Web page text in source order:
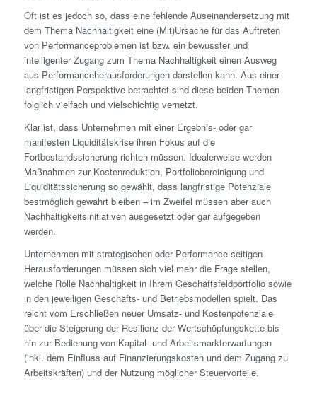
Oft ist es jedoch so, dass eine fehlende Auseinandersetzung mit
dem Thema Nachhaltigkeit eine (Mit)Ursache für das Auftreten
von Performanceproblemen ist bzw. ein bewusster und
intelligenter Zugang zum Thema Nachhaltigkeit einen Ausweg
aus Performanceherausforderungen darstellen kann. Aus einer
langfristigen Perspektive betrachtet sind diese beiden Themen
folglich vielfach und vielschichtig vernetzt.
Klar ist, dass Unternehmen mit einer Ergebnis- oder gar
manifesten Liquiditätskrise ihren Fokus auf die
Fortbestandssicherung richten müssen. Idealerweise werden
Maßnahmen zur Kostenreduktion, Portfoliobereinigung und
Liquiditätssicherung so gewählt, dass langfristige Potenziale
bestmöglich gewahrt bleiben – im Zweifel müssen aber auch
Nachhaltigkeitsinitiativen ausgesetzt oder gar aufgegeben
werden.
Unternehmen mit strategischen oder Performance-seitigen
Herausforderungen müssen sich viel mehr die Frage stellen,
welche Rolle Nachhaltigkeit in Ihrem Geschäftsfeldportfolio sowie
in den jeweiligen Geschäfts- und Betriebsmodellen spielt. Das
reicht vom Erschließen neuer Umsatz- und Kostenpotenziale
über die Steigerung der Resilienz der Wertschöpfungskette bis
hin zur Bedienung von Kapital- und Arbeitsmarkterwartungen
(inkl. dem Einfluss auf Finanzierungskosten und dem Zugang zu
Arbeitskräften) und der Nutzung möglicher Steuervorteile.